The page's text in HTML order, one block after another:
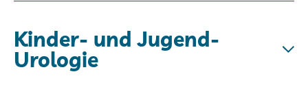
Kinder- und Jugend-
Urologie